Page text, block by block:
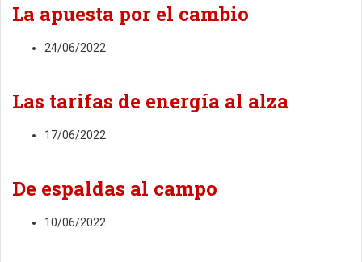
La apuesta por el cambio
24/06/2022
Las tarifas de energía al alza
17/06/2022
De espaldas al campo
10/06/2022